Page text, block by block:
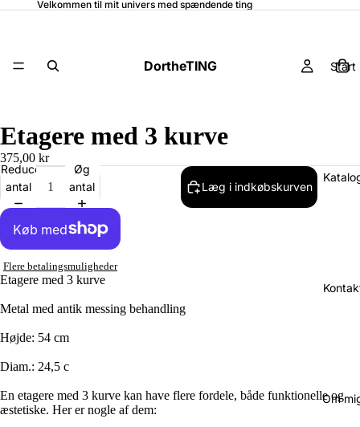
Velkommen til mit univers med spændende ting
DortheTING Start
Om
Etagere med 3 kurve
375,00 kr
Reducer
antal
Øg
antal
Læg i indkøbskurven
Flere betalingsmuligheder
Etagere med 3 kurve
Metal med antik messing behandling
Højde: 54 cm
Diam.: 24,5 c
En etagere med 3 kurve kan have flere fordele, både funktionelle og
æstetiske. Her er nogle af dem: